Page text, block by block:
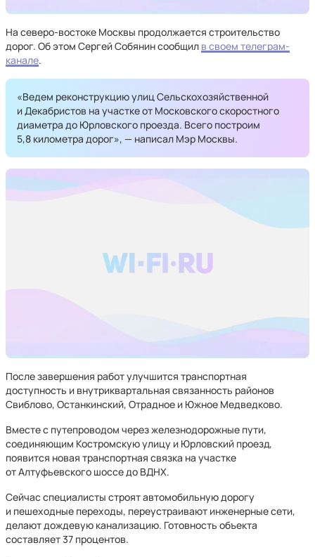
На северо-востоке Москвы продолжается строительство
дорог. Об этом Сергей Собянин сообщил в своем телеграм-
канале.
«Ведем реконструкцию улиц Сельскохозяйственной
и Декабристов на участке от Московского скоростного
диаметра до Юрловского проезда. Всего построим
5,8 километра дорог», — написал Мэр Москвы.
После завершения работ улучшится транспортная
доступность и внутриквартальная связанность районов
Свиблово, Останкинский, Отрадное и Южное Медведково.
Вместе с путепроводом через железнодорожные пути,
соединяющим Костромскую улицу и Юрловский проезд,
появится новая транспортная связка на участке
от Алтуфьевского шоссе до ВДНХ.
Сейчас специалисты строят автомобильную дорогу
и пешеходные переходы, переустраивают инженерные сети,
делают дождевую канализацию. Готовность объекта
составляет 37 процентов.